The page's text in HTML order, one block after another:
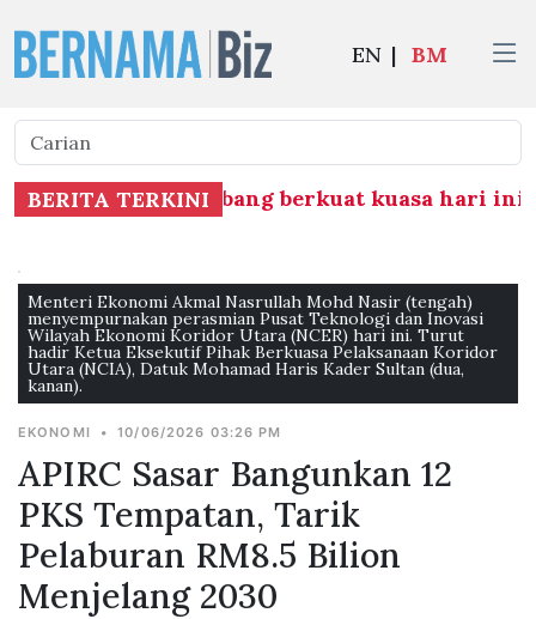
EN | BM
BERITA TERKINI
Ahli Parlimen Subang berkuat kuasa hari ini|
Menteri Ekonomi Akmal Nasrullah Mohd Nasir (tengah)
menyempurnakan perasmian Pusat Teknologi dan Inovasi
Wilayah Ekonomi Koridor Utara (NCER) hari ini. Turut
hadir Ketua Eksekutif Pihak Berkuasa Pelaksanaan Koridor
Utara (NCIA), Datuk Mohamad Haris Kader Sultan (dua,
kanan).
EKONOMI • 10/06/2026 03:26 PM
APIRC Sasar Bangunkan 12
PKS Tempatan, Tarik
Pelaburan RM8.5 Bilion
Menjelang 2030